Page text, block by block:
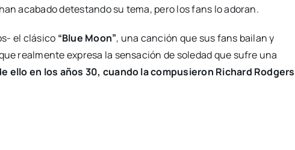
acabado detestando su tema, pero los fans lo adoran.
el clásico “Blue Moon”, una canción que sus fans bailan y
realmente expresa la sensación de soledad que sufre una
ello en los años 30, cuando la compusieron Richard Rodgers